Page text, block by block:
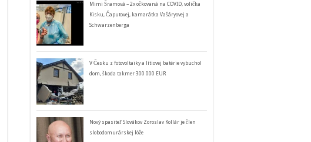
Mimi Šramová – 2x očkovaná na COVID, volička
Kisku, Čaputovej, kamarátka Vašáryovej a
Schwarzenberga
V Česku z fotovoltaiky a lítiovej batérie vybuchol
dom, škoda takmer 300 000 EUR
Nový spasiteľ Slovákov Zoroslav Kollár je člen
slobodomurárskej lóže